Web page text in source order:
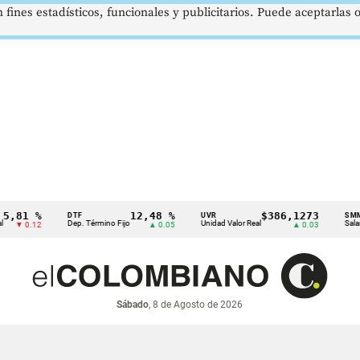
% DTF
Dep. Término Fijo
12,48 %
▲ 0.05
UVR
Unidad Valor Real
$386,1273 SMMLV
Salario
Sábado, 8 de Agosto de 2026
estadísticos, funcionales y publicitarios. Puede aceptarlas